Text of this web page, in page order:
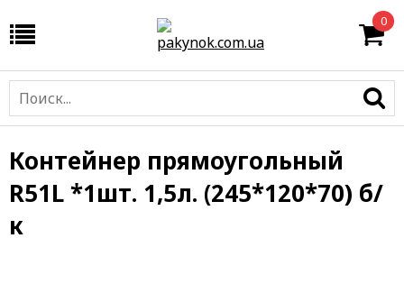
0
Контейнер прямоугольный
R51L *1шт. 1,5л. (245*120*70) б/
к